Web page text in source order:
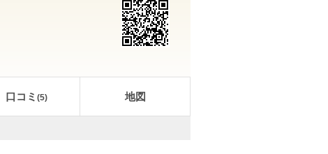
口コミ (5) 地図